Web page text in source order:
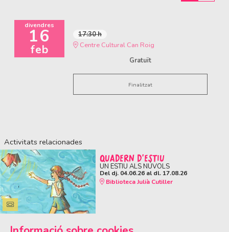
divendres
16
feb
17:30 h
Centre Cultural Can Roig
Gratuït
Finalitzat
Activitats relacionades
QUADERN D'ESTIU
UN ESTIU ALS NÚVOLS
Del dj. 04.06.26al dl. 17.08.26
Biblioteca Julià Cutiller